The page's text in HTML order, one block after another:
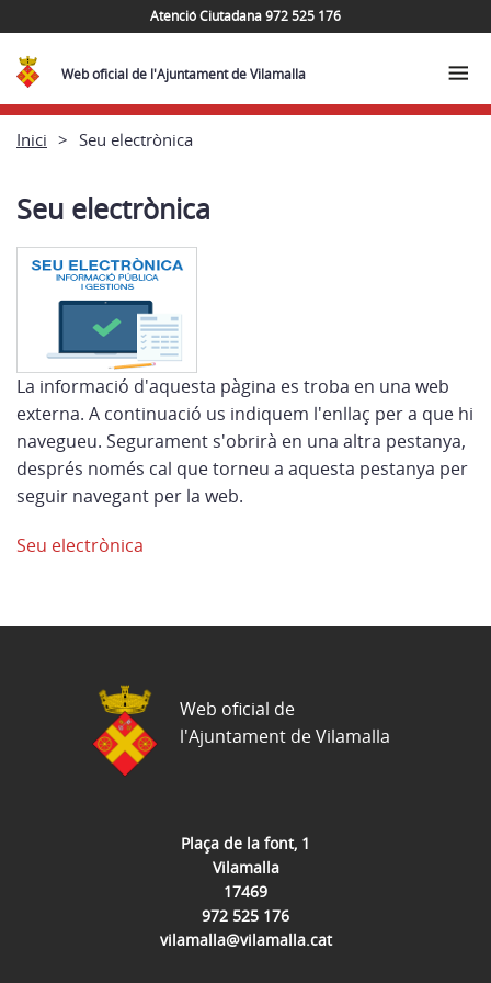
Atenció Ciutadana 972 525 176
Web oficial de l'Ajuntament de Vilamalla
Inici Seu electrònica
Seu electrònica
La informació d'aquesta pàgina es troba en una web
externa. A continuació us indiquem l'enllaç per a que hi
navegueu. Segurament s'obrirà en una altra pestanya,
després només cal que torneu a aquesta pestanya per
seguir navegant per la web.
Seu electrònica
Plaça de la font, 1
Vilamalla
17469
972 525 176
vilamalla@vilamalla.cat
Web oficial de
l'Ajuntament de Vilamalla